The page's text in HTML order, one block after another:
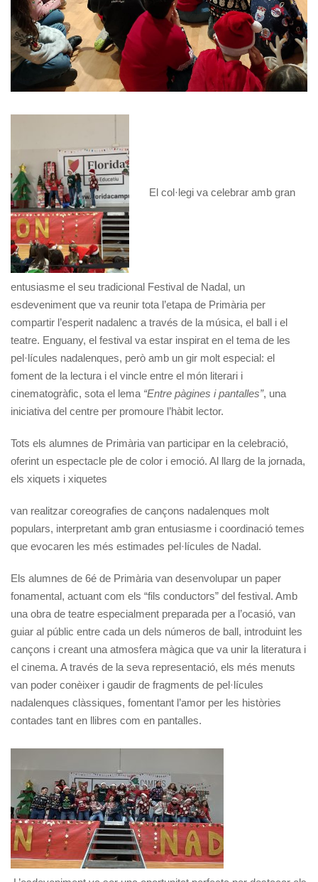
El col·legi va celebrar amb gran
entusiasme el seu tradicional Festival de Nadal, un
esdeveniment que va reunir tota l’etapa de Primària per
compartir l’esperit nadalenc a través de la música, el ball i el
teatre. Enguany, el festival va estar inspirat en el tema de les
pel·lícules nadalenques, però amb un gir molt especial: el
foment de la lectura i el vincle entre el món literari i
cinematogràfic, sota el lema “Entre pàgines i pantalles”, una
iniciativa del centre per promoure l’hàbit lector.
Tots els alumnes de Primària van participar en la celebració,
oferint un espectacle ple de color i emoció. Al llarg de la jornada,
els xiquets i xiquetes
van realitzar coreografies de cançons nadalenques molt
populars, interpretant amb gran entusiasme i coordinació temes
que evocaren les més estimades pel·lícules de Nadal.
Els alumnes de 6é de Primària van desenvolupar un paper
fonamental, actuant com els “fils conductors” del festival. Amb
una obra de teatre especialment preparada per a l’ocasió, van
guiar al públic entre cada un dels números de ball, introduint les
cançons i creant una atmosfera màgica que va unir la literatura i
el cinema. A través de la seva representació, els més menuts
van poder conèixer i gaudir de fragments de pel·lícules
nadalenques clàssiques, fomentant l’amor per les històries
contades tant en llibres com en pantalles.